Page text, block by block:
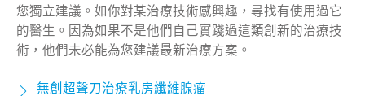
您獨立建議。如你對某治療技術感興趣，尋找有使用過它
的醫生。因為如果不是他們自己實踐過這類創新的治療技
術，他們未必能為您建議最新治療方案。
無創超聲刀治療乳房纖維腺瘤